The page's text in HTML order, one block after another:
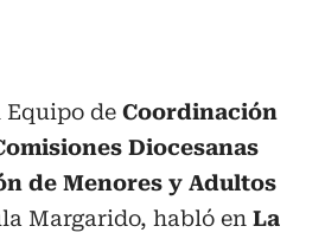
Equipo de Coordinación
Diocesanas
de Menores y Adultos
Margarido, habló en La